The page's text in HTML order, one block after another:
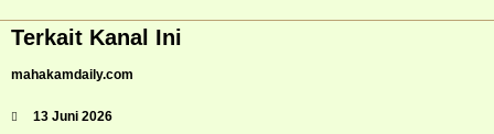
Terkait Kanal Ini
mahakamdaily.com
13 Juni 2026